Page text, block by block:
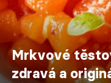
Mrkvové
zdravá a